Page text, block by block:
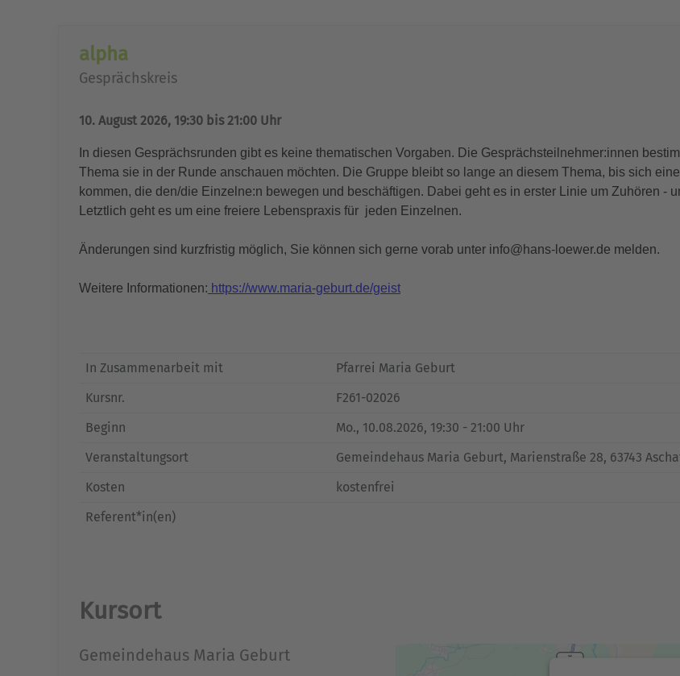
alpha
Gesprächskreis
10. August 2026, 19:30 bis 21:00 Uhr
In diesen Gesprächsrunden gibt es keine thematischen Vorgaben. Die Gesprächsteilnehmer:innen
Thema sie in der Runde anschauen möchten. Die Gruppe bleibt so lange an diesem Thema, bis sich
kommen, die den/die Einzelne:n bewegen und beschäftigen. Dabei geht es in erster Linie um Zuhören -
Letztlich geht es um eine freiere Lebenspraxis für jeden Einzelnen.
Änderungen sind kurzfristig möglich, Sie können sich gerne vorab unter info@hans-loewer.de melden.
Weitere Informationen: https://www.maria-geburt.de/geist
In Zusammenarbeit mit
Pfarrei Maria Geburt
Kursnr.
F261-02026
Beginn
Mo., 10.08.2026, 19:30 - 21:00 Uhr
Veranstaltungsort
Gemeindehaus Maria Geburt, Marienstraße 28, 63743
Kosten
kostenfrei
Referent*in(en)
Kursort
Gemeindehaus Maria Geburt